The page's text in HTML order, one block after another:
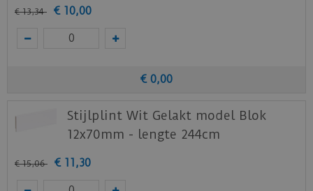
€ 13,34 € 10,00
€ 0,00
Stijlplint Wit Gelakt model Blok
12x70mm - lengte 244cm
€ 15,06 € 11,30